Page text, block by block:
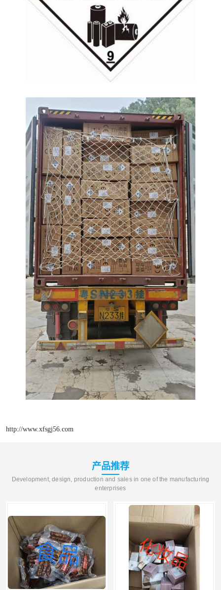
http://www.xfsgj56.com
产品推荐
Development, design, production and sales in one of the manufacturing
enterprises